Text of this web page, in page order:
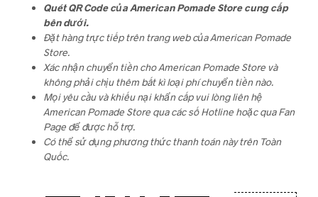
Quét QR Code của American Pomade Store cung cấp
bên dưới.
Đặt hàng trực tiếp trên trang web của American Pomade
Store.
Xác nhận chuyển tiền cho American Pomade Store và
không phải chịu thêm bất kì loại phí chuyển tiền nào.
Mọi yêu cầu và khiếu nại khẩn cấp vui lòng liên hệ
American Pomade Store qua các số Hotline hoặc qua Fan
Page để được hỗ trợ.
Có thể sử dụng phương thức thanh toán này trên Toàn
Quốc.